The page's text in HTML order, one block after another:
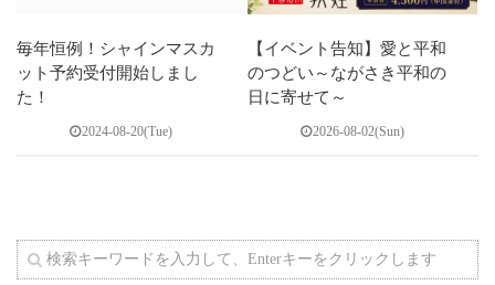
毎年恒例！シャインマスカ
ット予約受付開始しまし
た！
2024-08-20(Tue)
【イベント告知】愛と平和
のつどい～ながさき平和の
日に寄せて～
2026-08-02(Sun)